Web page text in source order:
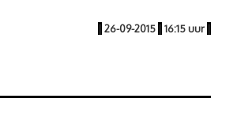
| 26-09-2015 | 16:15 uur |